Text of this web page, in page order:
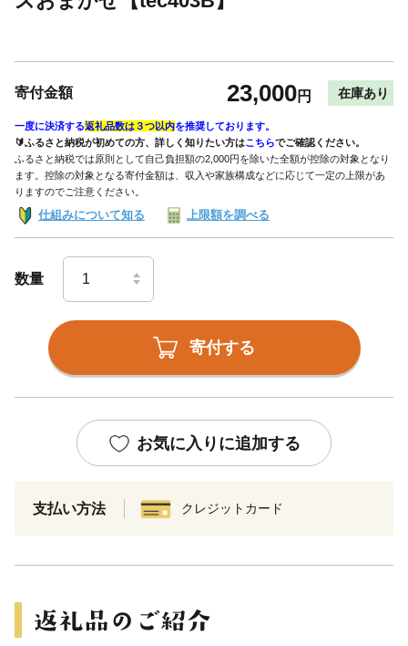
寄付金額 23,000円 在庫あり
一度に決済する返礼品数は３つ以内を推奨しております。
🔰ふるさと納税が初めての方、詳しく知りたい方はこちらでご確認ください。
ふるさと納税では原則として自己負担額の2,000円を除いた全額が控除の対象となり
ます。控除の対象となる寄付金額は、収入や家族構成などに応じて一定の上限があ
りますのでご注意ください。
仕組みについて知る 上限額を調べる
数量
寄付する
お気に入りに追加する
支払い方法 クレジットカード